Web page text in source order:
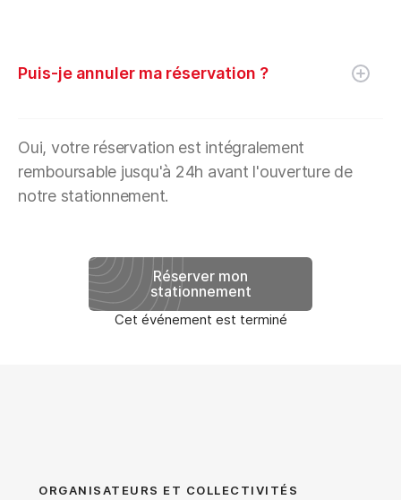
Puis-je annuler ma réservation ?
Oui, votre réservation est intégralement
remboursable jusqu'à 24h avant l'ouverture de
notre stationnement.
Réserver mon
stationnement
Cet événement est terminé
ORGANISATEURS ET COLLECTIVITÉS